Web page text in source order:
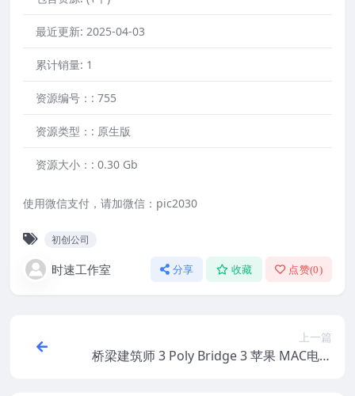
最近更新: 2025-04-03
累计销量: 1
资源编号：: 755
资源类型：: 原生版
资源大小：: 0.30 Gb
使用微信支付，请加微信：pic2030
初创公司
时速工作室 分享 收藏 点赞(0)
上一篇
桥梁建筑师 3 Poly Bridge 3 苹果 MAC电脑